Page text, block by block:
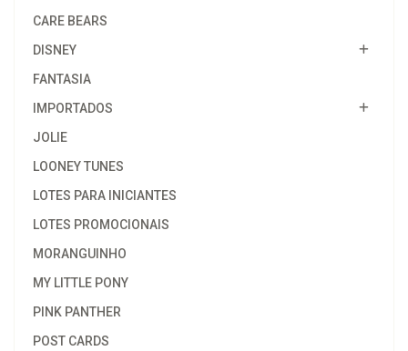
CARE BEARS
DISNEY
FANTASIA
IMPORTADOS
JOLIE
LOONEY TUNES
LOTES PARA INICIANTES
LOTES PROMOCIONAIS
MORANGUINHO
MY LITTLE PONY
PINK PANTHER
POST CARDS